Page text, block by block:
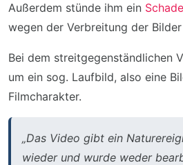
Außerdem stünde ihm ein
wegen der Verbreitung der
Bei dem streitgegenständlichen
um ein sog. Laufbild, also eine
Filmcharakter.
„Das Video gibt ein
wieder und wurde weder